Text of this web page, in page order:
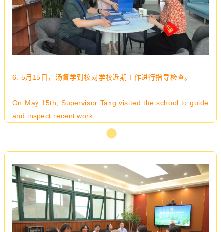
6. 5月15日，汤督学到校对学校近期工作进行指导检查。
On May 15th, Supervisor Tang visited the school to guide
and inspect recent work.